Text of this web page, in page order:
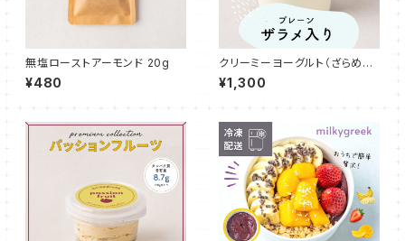
無塩ローストアーモンド 20g
¥480
クリーミーヨーグルト（ざらめ入
り）500g
¥1,300